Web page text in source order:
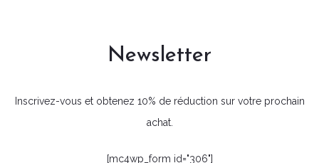
Newsletter
Inscrivez-vous et obtenez 10% de réduction sur votre prochain
achat.
[mc4wp_form id="306"]